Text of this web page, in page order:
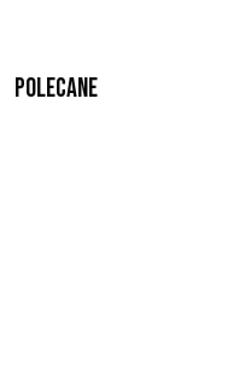
Polecane